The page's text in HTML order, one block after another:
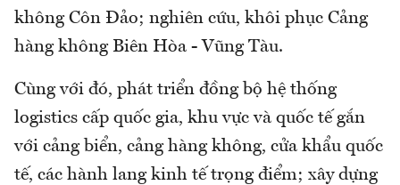
không Côn Đảo; nghiên cứu, khôi phục Cảng
hàng không Biên Hòa - Vũng Tàu.
Cùng với đó, phát triển đồng bộ hệ thống
logistics cấp quốc gia, khu vực và quốc tế gắn
với cảng biển, cảng hàng không, cửa khẩu quốc
tế, các hành lang kinh tế trọng điểm; xây dựng